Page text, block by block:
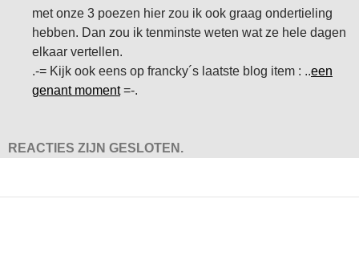
met onze 3 poezen hier zou ik ook graag ondertieling
hebben. Dan zou ik tenminste weten wat ze hele dagen
elkaar vertellen.
.-= Kijk ook eens op francky´s laatste blog item : ..een
genant moment=-.
REACTIES ZIJN GESLOTEN.